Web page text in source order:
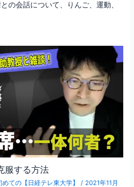
の会話について、りんご、運動、
服する方法
めての【日経テレ東大学】 / 2021年11月